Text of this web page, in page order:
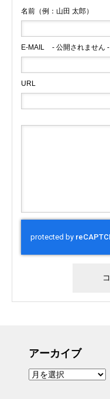
名前（例：山田 太郎）
E-MAIL - 公開されません -
URL
アーカイブ
ア
ー